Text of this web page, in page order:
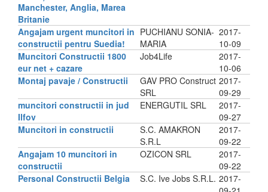
Manchester, Anglia, Marea
Britanie
Angajam urgent muncitori in
constructii pentru Suedia!
PUCHIANU SONIA-
MARIA
2017-
10-09
Muncitori Constructii 1800
eur net + cazare
Job4Life
2017-
10-06
Montaj pavaje / Constructii
GAV PRO Construct
SRL
2017-
09-29
muncitori constructii in jud
Ilfov
ENERGUTIL SRL
2017-
09-27
Muncitori in constructii
S.C. AMAKRON
S.R.L
2017-
09-22
Angajam 10 muncitori in
constructii
OZICON SRL
2017-
09-22
Personal Constructii Belgia
S.C. Ive Jobs S.R.L. 2017-